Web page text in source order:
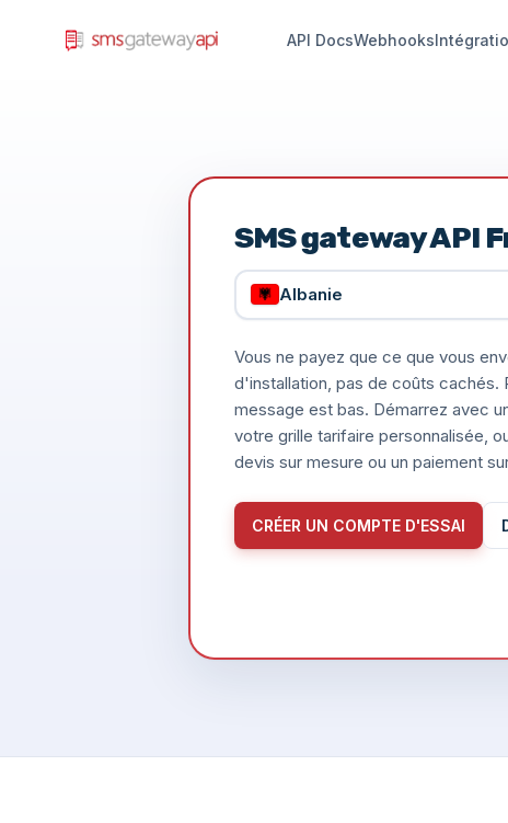
API DocsWebhooks
SMS gateway API
Albanie
Vous ne payez que ce que vous
d'installation, pas de coûts cachés.
message est bas. Démarrez avec
votre grille tarifaire personnalisée,
devis sur mesure ou un paiement
CRÉER UN COMPTE D'ESSAI